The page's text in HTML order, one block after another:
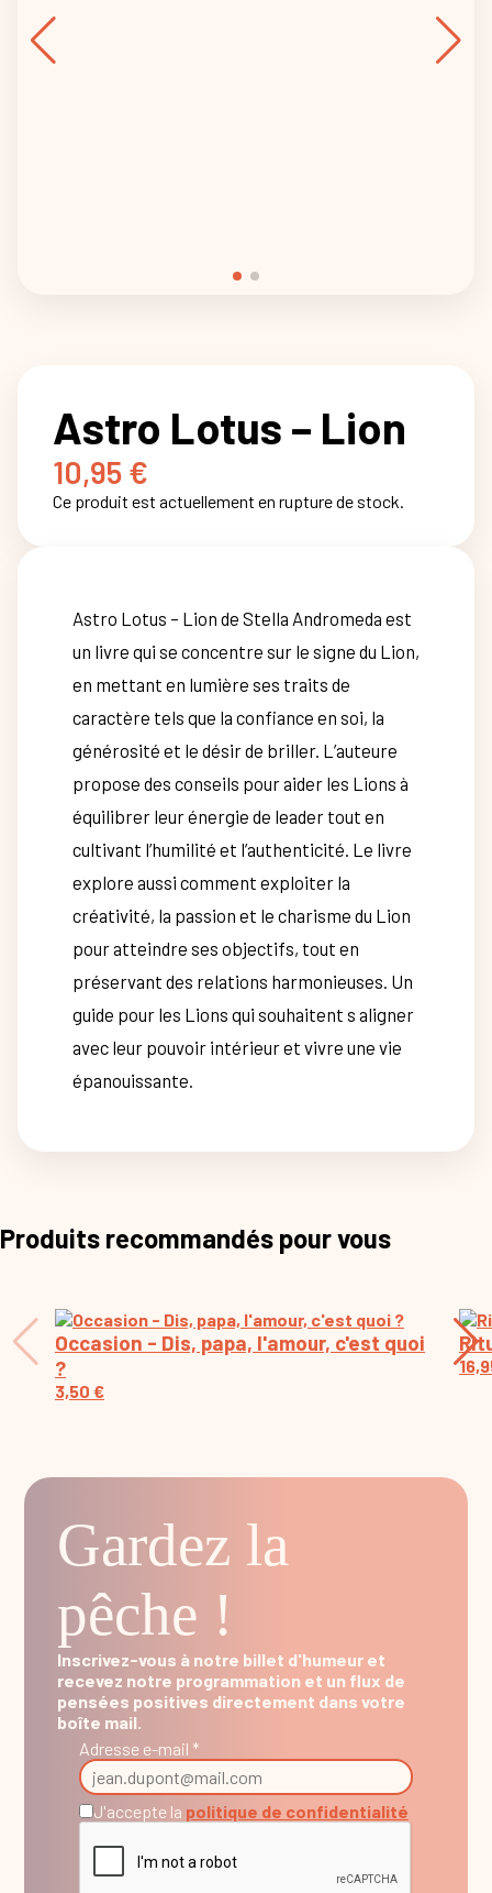
Astro Lotus – Lion
10,95 €
Ce produit est actuellement en rupture de stock.
Astro Lotus – Lion de Stella Andromeda est
un livre qui se concentre sur le signe du Lion,
en mettant en lumière ses traits de
caractère tels que la confiance en soi, la
générosité et le désir de briller. L’auteure
propose des conseils pour aider les Lions à
équilibrer leur énergie de leader tout en
cultivant l’humilité et l’authenticité. Le livre
explore aussi comment exploiter la
créativité, la passion et le charisme du Lion
pour atteindre ses objectifs, tout en
préservant des relations harmonieuses. Un
guide pour les Lions qui souhaitent s aligner
avec leur pouvoir intérieur et vivre une vie
épanouissante.
Produits recommandés pour vous
Occasion - Dis, papa, l'amour, c'est quoi
?
3,50 €
Gardez la
pêche !
Inscrivez-vous à notre billet d'humeur et
recevez notre programmation et un flux de
pensées positives directement dans votre
boîte mail.
Adresse e-mail *
J'accepte la politique de confidentialité